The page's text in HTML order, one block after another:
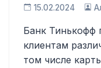
15.02.2024
Банк Тинькофф
клиентам
том числе